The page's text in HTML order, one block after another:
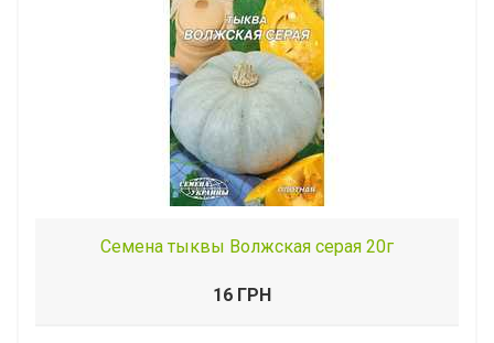
Семена тыквы Волжская серая 20г
16 ГРН